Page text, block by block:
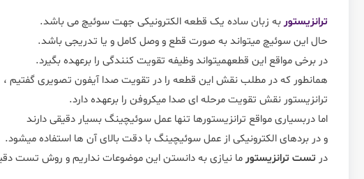
ترانزیستوربه زبان ساده یک قطعه الکترونیکی جهت سوئیچ می باشد.
حال این سوئیچ میتواند به صورت قطع و وصل کامل و یا تدریجی باشد.
در برخی مواقع این قطعهمیتواند وظیفه تقویت کنندگی را برعهده بگیرد.
همانطور که در مطلب نقش این قطعه را در تقویت صدا آیفون تصویری گفتیم ،
ترانزیستور نقش تقویت مرحله ای صدا میکروفن را برعهده دارد.
اما دربسیاری مواقع ترانزیستورها تنها عمل سوئیچینگ بسیار دقیقی دارند
و در بردهای الکترونیکی از عمل سوئیچینگ با دقت بالای آن ها استفاده میشود.
در تست ترانزیستورما نیازی به دانستن این موضوعات نداریم و روش تست